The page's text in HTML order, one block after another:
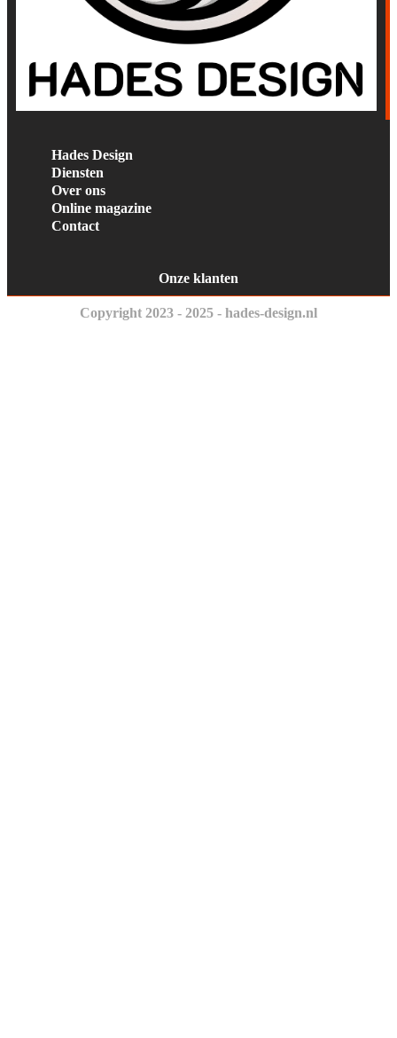
Hades Design
Diensten
Over ons
Online magazine
Contact
Onze klanten
Copyright 2023 - 2025 - hades-design.nl